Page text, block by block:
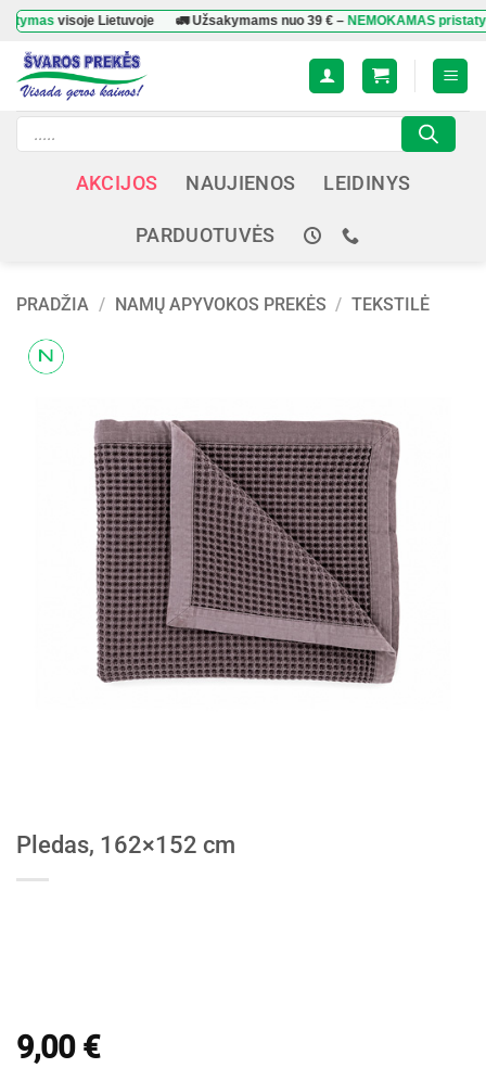
Skip
content
visoje Lietuvoje 🚛 Užsakymams nuo39 €–NEMOKAMAS pristatymas
Products
search
AKCIJOS NAUJIENOS LEIDINYS
PARDUOTUVĖS
PRADŽIA / NAMŲ APYVOKOS PREKĖS / TEKSTILĖ
Pledas, 162×152 cm
9,00 €